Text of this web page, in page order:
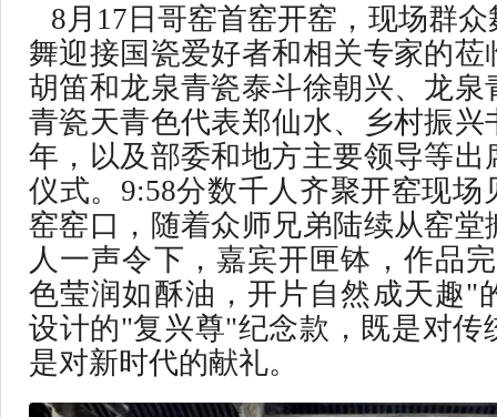
8月17日哥窑首窑开窑，现场群
舞迎接国瓷爱好者和相关专家的莅
胡笛和龙泉青瓷泰斗徐朝兴、龙泉
青瓷天青色代表郑仙水、乡村振兴
年，以及部委和地方主要领导等出
仪式。9:58分数千人齐聚开窑现场
窑窑口，随着众师兄弟陆续从窑堂
人一声令下，嘉宾开匣钵，作品
色莹润如酥油，开片自然成天趣"
设计的"复兴尊"纪念款，既是对传
是对新时代的献礼。